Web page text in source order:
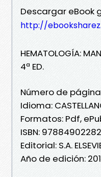
Descargar eBook
http://
HEMATOLOGÍA:
4ª ED.
Número de
Idioma:
Formatos: Pdf,
ISBN:
Editorial: S.A.
Año de edición: